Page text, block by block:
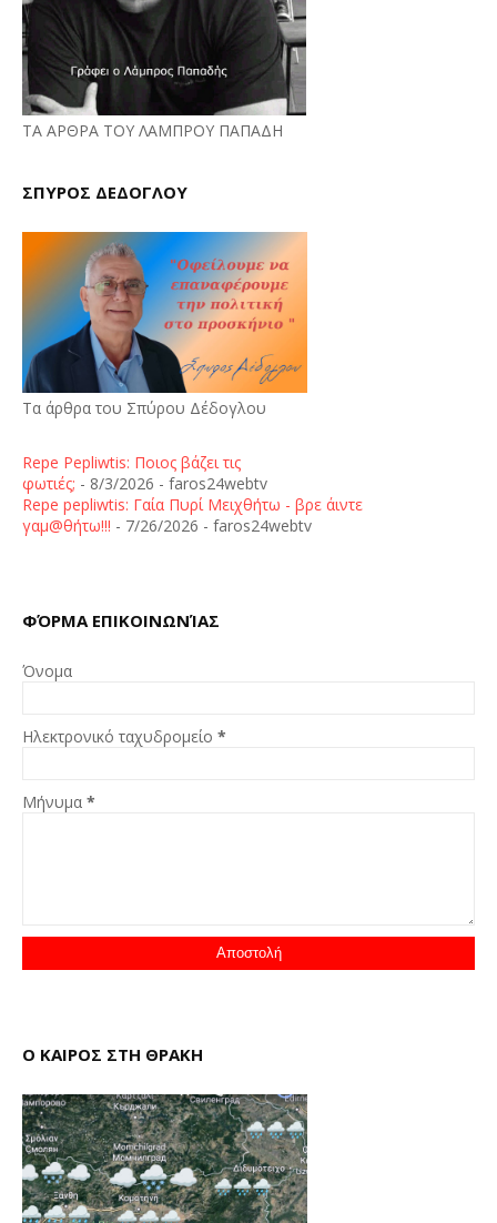
ΤΑ ΑΡΘΡΑ ΤΟΥ ΛΑΜΠΡΟΥ ΠΑΠΑΔΗ
ΣΠΥΡΟΣ ΔΕΔΟΓΛΟΥ
Τα άρθρα του Σπύρου Δέδογλου
Repe Pepliwtis: Ποιος βάζει τις
φωτιές; - 8/3/2026 - faros24webtv
Repe pepliwtis: Γαία Πυρί Μειχθήτω - βρε άιντε
γαμ@θήτω!!! - 7/26/2026 - faros24webtv
ΦΌΡΜΑ ΕΠΙΚΟΙΝΩΝΊΑΣ
Όνομα
Ηλεκτρονικό ταχυδρομείο *
Μήνυμα *
Ο ΚΑΙΡΟΣ ΣΤΗ ΘΡΑΚΗ